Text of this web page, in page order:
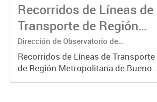
Recorridos de Líneas de
Transporte de Región
Metropolitana de
Buenos Aires (RMBA)
Dirección de Observatorio de
Transporte, Estudio y Sistemas
Recorridos de Líneas de Transporte
de Región Metropolitana de Buenos
Aires (RMBA).-